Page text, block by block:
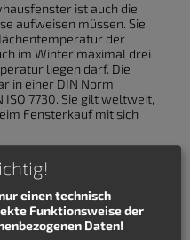
ist auch die
aufweisen müssen. Sie
der
im Winter maximal drei
liegen darf. Die
in einer DIN Norm
7730. Sie gilt weltweit,
Fensterkauf mit sich
P. O. Fanger,
hat. Sie beschreibt den
Umgebung
Behaglichkeit laut
einen technisch
Funktionsweise der
Daten!